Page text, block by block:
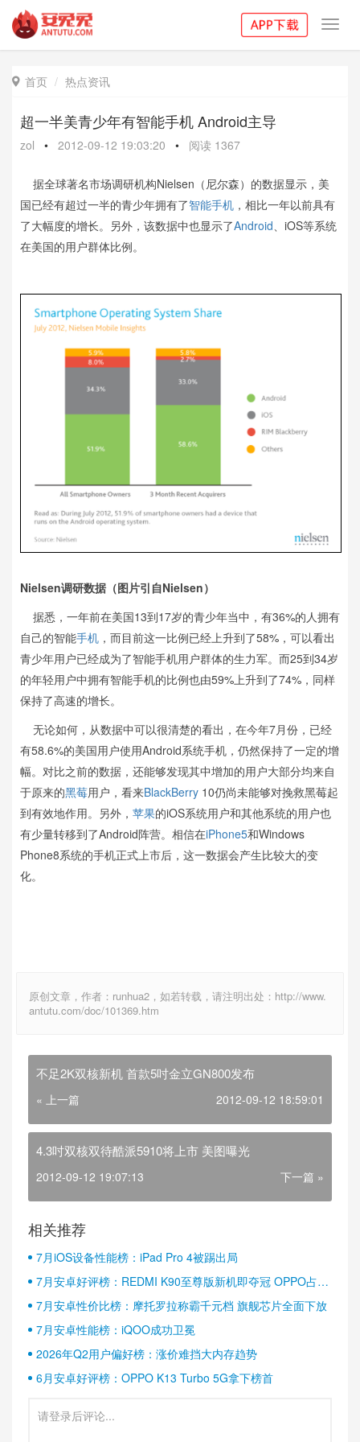
 首页 热点资讯
超一半美青少年有智能手机 Android主导
zol • 2012-09-12 19:03:20 • 阅读 1367
据全球著名市场调研机构Nielsen（尼尔森）的数据显示，美
国已经有超过一半的青少年拥有了智能手机 ，相比一年以前具有
了大幅度的增长。另外，该数据中也显示了Android、iOS等系统
在美国的用户群体比例。
Nielsen调研数据（图片引自Nielsen）
据悉，一年前在美国13到17岁的青少年当中，有36%的人拥有
自己的智能手机 ，而目前这一比例已经上升到了58%，可以看出
青少年用户已经成为了智能手机用户群体的生力军。而25到34岁
的年轻用户中拥有智能手机的比例也由59%上升到了74%，同样
保持了高速的增长。
无论如何，从数据中可以很清楚的看出，在今年7月份，已经
有58.6%的美国用户使用Android系统手机，仍然保持了一定的增
幅。对比之前的数据，还能够发现其中增加的用户大部分均来自
于原来的黑莓用户，看来BlackBerry 10仍尚未能够对挽救黑莓起
到有效地作用。另外， 苹果的iOS系统用户和其他系统的用户也
有少量转移到了Android阵营。相信在iPhone5和Windows
Phone8系统的手机正式上市后，这一数据会产生比较大的变
化。
原创文章，作者：runhua2，如若转载，请注明出处：http://www.
antutu.com/doc/101369.htm
不足2K双核新机 首款5吋金立GN800发布
« 上一篇 2012-09-12 18:59:01
4.3吋双核双待酷派5910将上市 美图曝光
2012-09-12 19:07:13 下一篇 »
相关推荐
7月iOS设备性能榜：iPad Pro 4被踢出局
7月安卓好评榜：REDMI K90至尊版新机即夺冠 OPPO占据
半壁江山
7月安卓性价比榜：摩托罗拉称霸千元档 旗舰芯片全面下放
7月安卓性能榜：iQOO成功卫冕
2026年Q2用户偏好榜：涨价难挡大内存趋势
6月安卓好评榜：OPPO K13 Turbo 5G拿下榜首